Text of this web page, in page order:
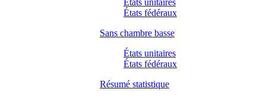
États fédéraux
Sans chambre basse
États unitaires
États fédéraux
Résumé statistique